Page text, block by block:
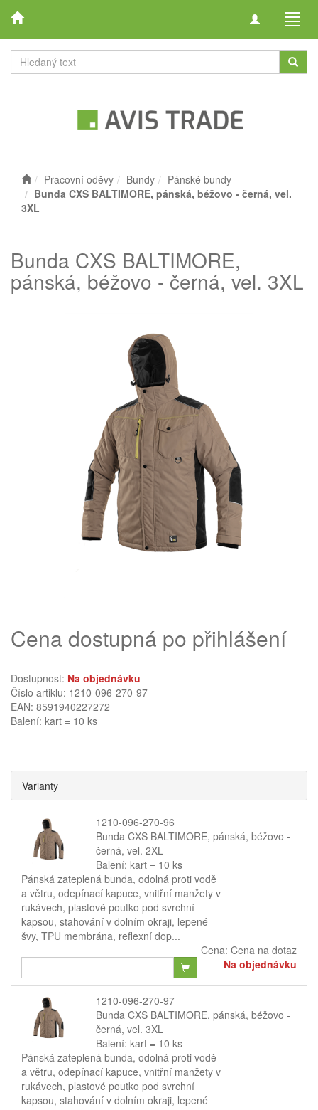
Toggle
Pracovní oděvy Bundy
Pánské bundy
Bunda CXS BALTIMORE, pánská, béžovo - černá, vel.
3XL
Bunda CXS BALTIMORE,
pánská, béžovo - černá, vel. 3XL
Cena dostupná po přihlášení
Dostupnost: Na objednávku
Číslo artiklu: 1210-096-270-97
EAN: 8591940227272
Balení: kart = 10 ks
Varianty
1210-096-270-96
Bunda CXS BALTIMORE, pánská, béžovo -
černá, vel. 2XL
Balení: kart = 10 ks
Pánská zateplená bunda, odolná proti vodě
a větru, odepínací kapuce, vnitřní manžety v
rukávech, plastové poutko pod svrchní
kapsou, stahování v dolním okraji, lepené
švy, TPU membrána, reflexní dop...
Cena: Cena na dotaz
Na objednávku
1210-096-270-97
Bunda CXS BALTIMORE, pánská, béžovo -
černá, vel. 3XL
Balení: kart = 10 ks
Pánská zateplená bunda, odolná proti vodě
a větru, odepínací kapuce, vnitřní manžety v
rukávech, plastové poutko pod svrchní
kapsou, stahování v dolním okraji, lepené